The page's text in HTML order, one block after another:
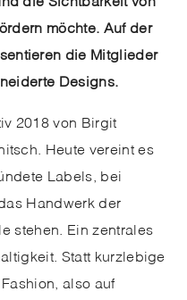
möchte. Auf der
die Mitglieder
Designs.
2018 von Birgit
Heute vereint es
Labels, bei
Handwerk der
stehen. Ein zentrales
Statt kurzlebige
also auf